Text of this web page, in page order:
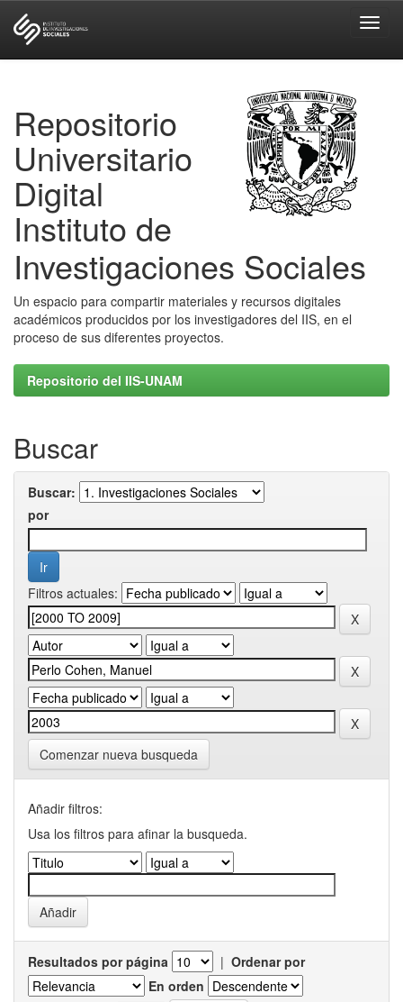
Repositorio
Universitario
Digital
Instituto de
Investigaciones Sociales
Un espacio para compartir materiales y recursos digitales
académicos producidos por los investigadores del IIS, en el
proceso de sus diferentes proyectos.
Repositorio del IIS-UNAM
Buscar
Buscar:
por
Filtros actuales:
Comenzar nueva busqueda
Añadir filtros:
Usa los filtros para afinar la busqueda.
Resultados por página | Ordenar por
En orden